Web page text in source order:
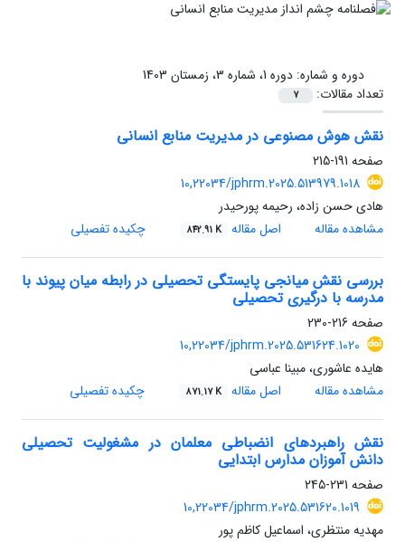
دوره و شماره:دوره 1، شماره 3، زمستان 1403
تعداد مقالات:
7
نقش هوش مصنوعی در مدیریت منابع انسانی
صفحه 191-215
10,22034/jphrm.2025.513979.1018
هادی حسن زاده، رحیمه پورحیدر
مشاهده مقاله
اصل مقاله 842.91 K چکیده تفصیلی
بررسی نقش میانجی پایستگی تحصیلی در رابطه میان پیوند با
مدرسه با درگیری تحصیلی
صفحه 216-230
10,22034/jphrm.2025.531624.1020
هایده عاشوری، مبینا عباسی
مشاهده مقاله
اصل مقاله 871.17 K چکیده تفصیلی
نقش راهبردهای انضباطی معلمان در مشغولیت تحصیلی
دانش آموزان مدارس ابتدایی
صفحه 231-245
10,22034/jphrm.2025.531620.1019
مهدیه منتظری، اسماعیل کاظم پور